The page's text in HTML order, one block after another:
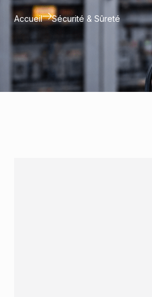
Accueil Sécurité & Sûreté